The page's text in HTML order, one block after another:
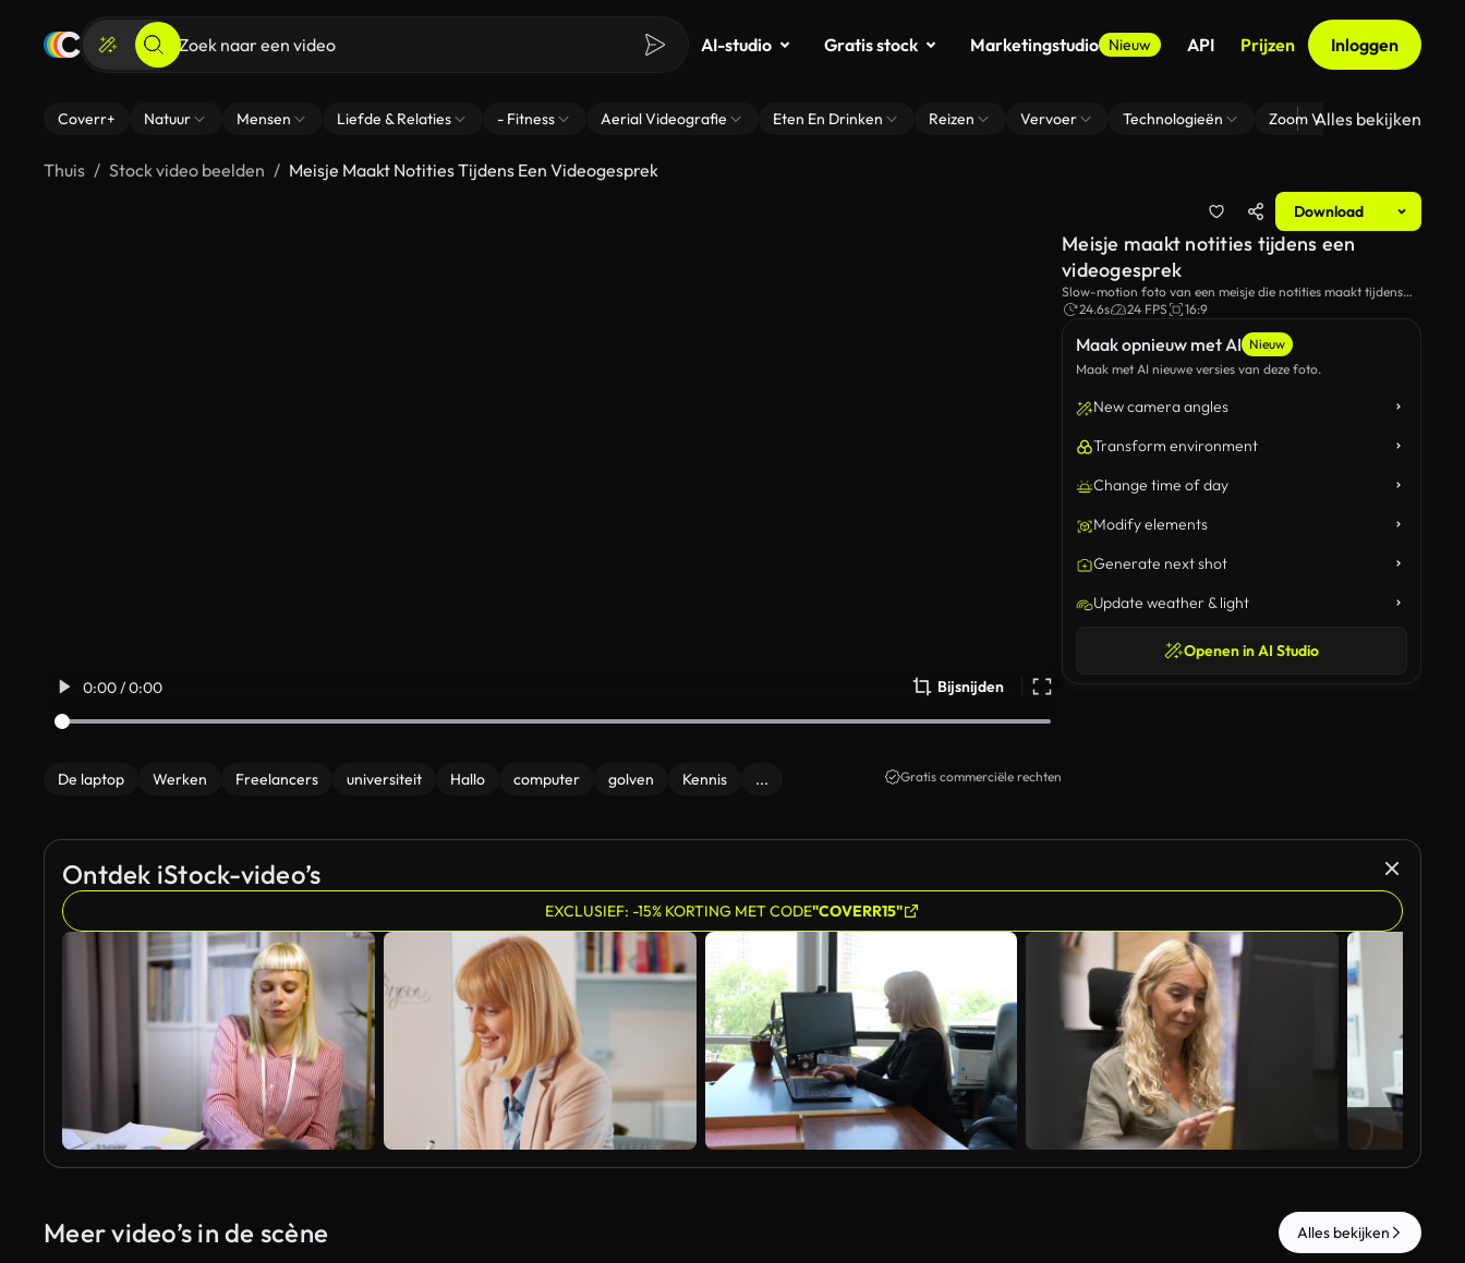
AI-studio Gratis stock Marketingstudio Nieuw API Prijzen Inloggen
Coverr+ Natuur Mensen Liefde & Relaties - Fitness Aerial Videografie Eten En Drinken Reizen Vervoer Technologieën Zoom Virtuele
Alles bekijken
Thuis Stock video beelden Meisje Maakt Notities Tijdens Een Videogesprek
Download
0:00 / 0:00 Bijsnijden
De laptop Werken Freelancers universiteit Hallo computer golven Kennis ... Gratis commerciële rechten
Maak opnieuw met AI Nieuw
Maak met AI nieuwe versies van deze foto.
New camera angles
Transform environment
Change time of day
Modify elements
Generate next shot
Update weather & light
Openen in AI Studio
Meisje maakt notities tijdens een
videogesprek
Slow-motion foto van een meisje die notities maakt tijdens
een videogesprek.
24.6s 24 FPS 16:9
Ontdek iStock-video’s
EXCLUSIEF: -15% KORTING MET CODE"COVERR15"
Meer video’s in de scène Alles bekijken